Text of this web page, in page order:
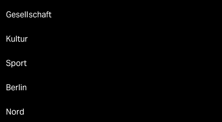
wahrheit
verlag
verlag
veranstaltungen
Gesellschaft
Kultur
Sport
Berlin
Nord